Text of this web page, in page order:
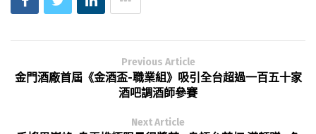
Previous Article
金門酒廠首屆《金酒盃-職業組》吸引全台超過一百五十家
酒吧調酒師參賽
Next Article